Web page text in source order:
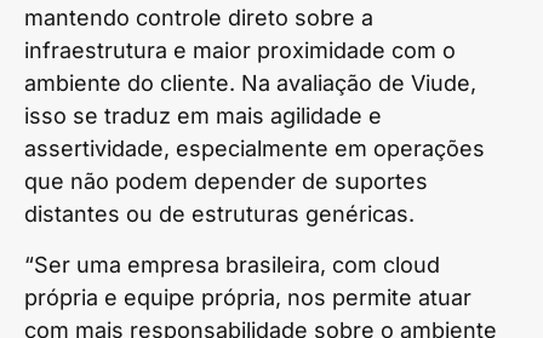
mantendo controle direto sobre a
infraestrutura e maior proximidade com o
ambiente do cliente. Na avaliação de Viude,
isso se traduz em mais agilidade e
assertividade, especialmente em operações
que não podem depender de suportes
distantes ou de estruturas genéricas.
“Ser uma empresa brasileira, com cloud
própria e equipe própria, nos permite atuar
com mais responsabilidade sobre o ambiente